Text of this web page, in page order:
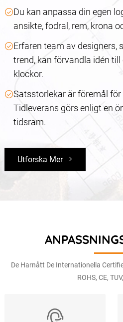
Du kan anpassa din egen
ansikte, fodral, rem, krona
Erfaren team av designers,
trend, kan förvandla idén
klockor.
Satsstorlekar är föremål
Tidleverans görs enligt en
tidsram.
Utforska Mer
De Harnått De Internationella
ROHS, CE,